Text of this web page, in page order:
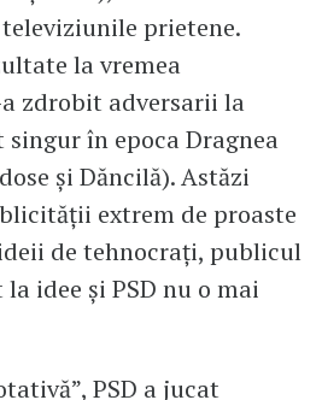
prietene.
la vremea
zdrobit adversarii la
singur în epoca Dragnea
și Dăncilă). Astăzi
extrem de proaste
de tehnocrați, publicul
idee și PSD nu o mai
PSD a jucat